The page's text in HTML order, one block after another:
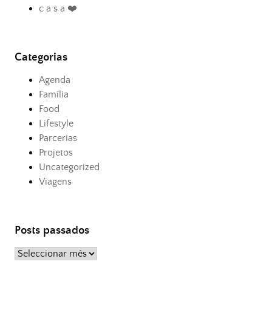
c a s a ❤️
Categorias
Agenda
Família
Food
Lifestyle
Parcerias
Projetos
Uncategorized
Viagens
Posts passados
Posts